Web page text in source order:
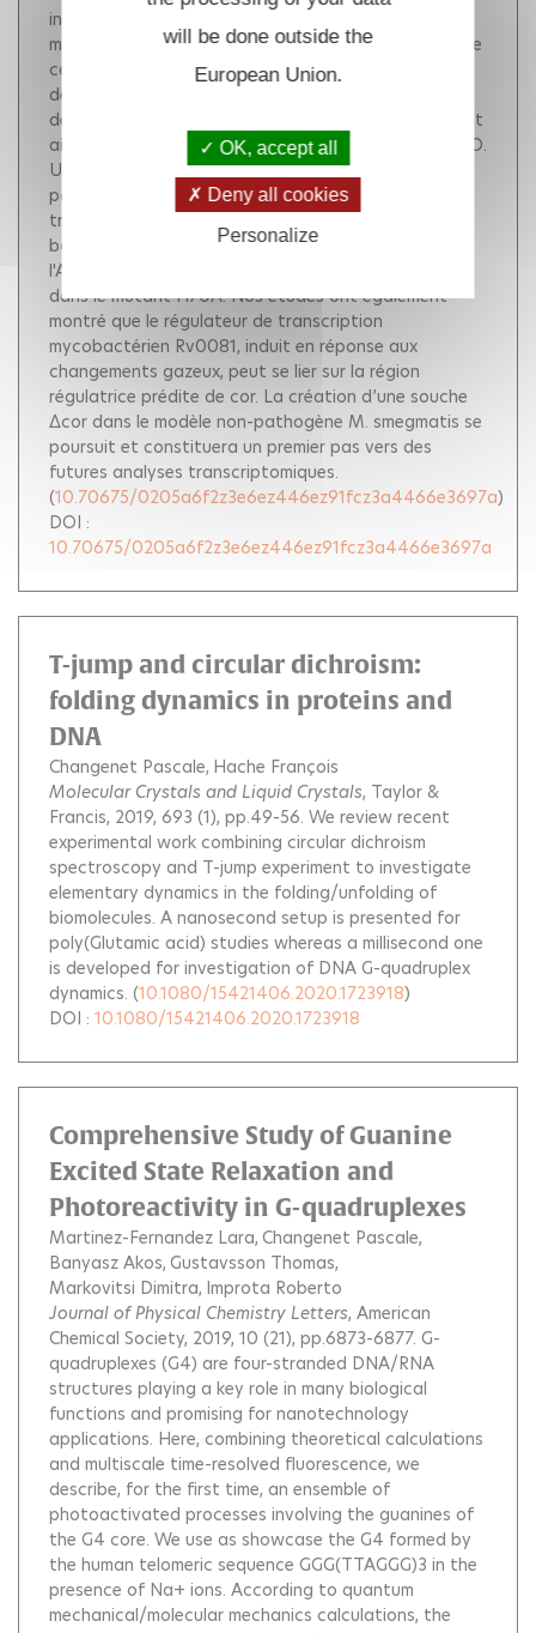
infectieux de la tuberculose, qui doit répondre aux
mécanismes de défense de l'hôte, dont le CO. Le gène
cor (rv1829) pourrait y jouer un rôle. Nous avons
démontré que Cor est un dimère très stable, capable
de lier un hème de façon stoechiométrique, suggérant
ainsi une fonction potentielle de senseur direct du CO.
Un résidu histidine a été identifié comme ligand
potentiel de l’hème. La dynamique interne du CO est
très similaire de celle d’autres senseurs à CO
bactériens. Cor présente une activité de liaison à
l'ADN dépendante de l'hème et du CO, qui est aboli
dans le mutant H70A. Nos études ont également
montré que le régulateur de transcription
mycobactérien Rv0081, induit en réponse aux
changements gazeux, peut se lier sur la région
régulatrice prédite de cor. La création d’une souche
Δcor dans le modèle non-pathogène M. smegmatis se
poursuit et constituera un premier pas vers des
futures analyses transcriptomiques.
(10.70675/0205a6f2z3e6ez446ez91fcz3a4466e3697a)
DOI :
10.70675/0205a6f2z3e6ez446ez91fcz3a4466e3697a
T-jump and circular dichroism:
folding dynamics in proteins and
DNA
Changenet Pascale Hache François
Molecular Crystals and Liquid Crystals, Taylor &
Francis, 2019, 693 (1), pp.49-56. We review recent
experimental work combining circular dichroism
spectroscopy and T-jump experiment to investigate
elementary dynamics in the folding/unfolding of
biomolecules. A nanosecond setup is presented for
poly(Glutamic acid) studies whereas a millisecond one
is developed for investigation of DNA G-quadruplex
dynamics. (10.1080/15421406.2020.1723918)
DOI : 10.1080/15421406.2020.1723918
Comprehensive Study of Guanine
Excited State Relaxation and
Photoreactivity in G-quadruplexes
Martinez-Fernandez Lara Changenet Pascale
Banyasz Akos Gustavsson Thomas
Markovitsi Dimitra Improta Roberto
Journal of Physical Chemistry Letters, American
Chemical Society, 2019, 10 (21), pp.6873-6877. G-
quadruplexes (G4) are four-stranded DNA/RNA
structures playing a key role in many biological
functions and promising for nanotechnology
applications. Here, combining theoretical calculations
and multiscale time-resolved fluorescence, we
describe, for the first time, an ensemble of
photoactivated processes involving the guanines of
the G4 core. We use as showcase the G4 formed by
the human telomeric sequence GGG(TTAGGG)3 in the
presence of Na+ ions. According to quantum
mechanical/molecular mechanics calculations, the
will be done outside the
European Union.
OK, accept all
Deny all cookies
Personalize